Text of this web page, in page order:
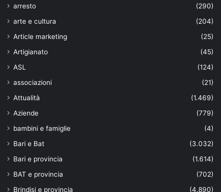
arresto
(290)
arte e cultura
(204)
Article marketing
(25)
Artigianato
(45)
ASL
(124)
associazioni
(21)
Attualità
(1.469)
Aziende
(779)
bambini e famiglie
(4)
Bari e Bat
(3.032)
Bari e provincia
(1.614)
BAT e provincia
(702)
Brindisi e provincia
(4.890)